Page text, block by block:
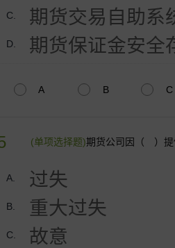
C. 期货交易自助系
D. 期货保证金安全
A B C
(单项选择题)期货公司因（ ）提
A. 过失
B. 重大过失
C. 故意